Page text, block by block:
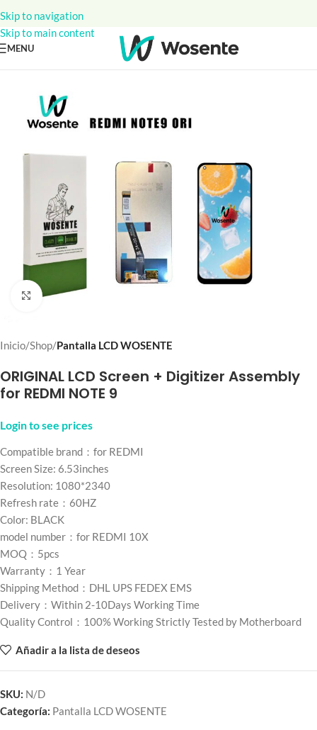
Skip to navigation
Skip to main content
MENU
Click to enlarge
Inicio Shop Pantalla LCD WOSENTE
ORIGINAL LCD Screen + Digitizer Assembly
for REDMI NOTE 9
Login to see prices
Compatible brand：for REDMI
Screen Size: 6.53inches
Resolution: 1080*2340
Refresh rate：60HZ
Color: BLACK
model number：for REDMI 10X
MOQ：5pcs
Warranty：1 Year
Shipping Method：DHL UPS FEDEX EMS
Delivery：Within 2-10Days Working Time
Quality Control：100% Working Strictly Tested by Motherboard
Añadir a la lista de deseos
SKU: N/D
Categoría: Pantalla LCD WOSENTE